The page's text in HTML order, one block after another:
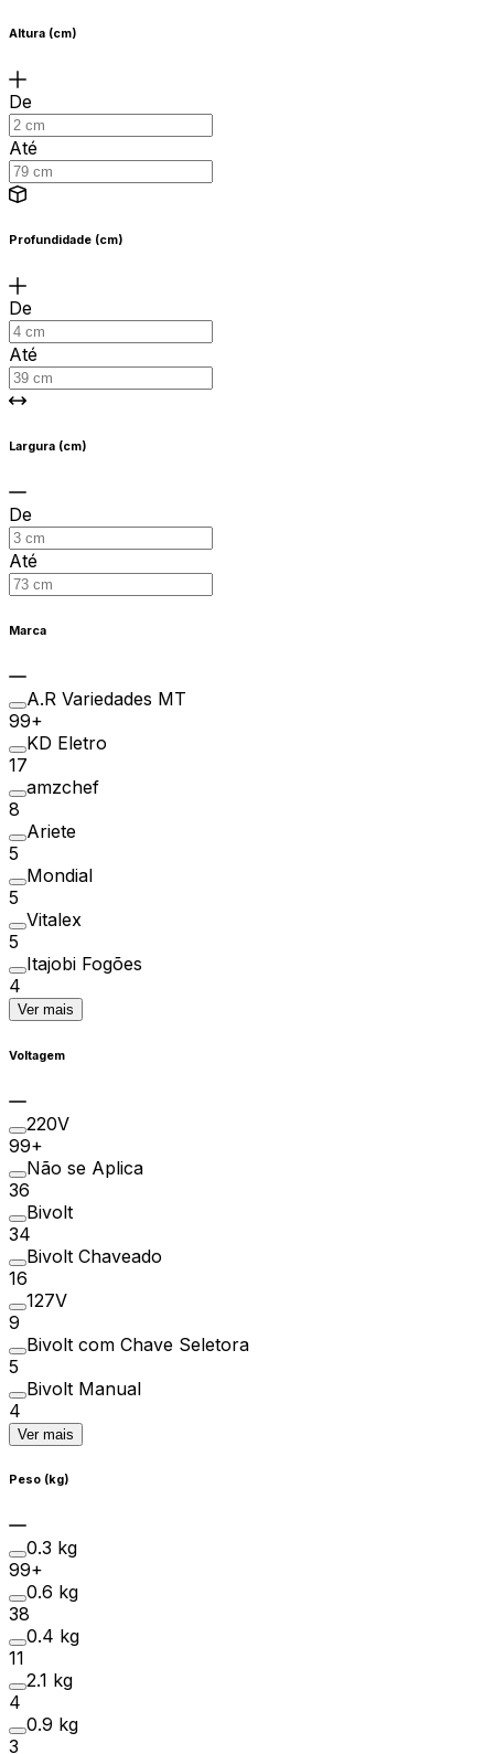
Altura (cm)
De
Até
Profundidade (cm)
De
Até
Largura (cm)
De
Até
Marca
A.R Variedades MT
99+
KD Eletro
17
amzchef
8
Ariete
5
Mondial
5
Vitalex
5
Itajobi Fogões
4
Ver mais
Voltagem
220V
99+
Não se Aplica
36
Bivolt
34
Bivolt Chaveado
16
127V
9
Bivolt com Chave Seletora
5
Bivolt Manual
4
Ver mais
Peso (kg)
0.3 kg
99+
0.6 kg
38
0.4 kg
11
2.1 kg
4
0.9 kg
3